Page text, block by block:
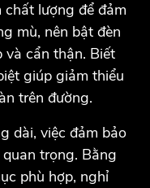
lượng để đảm
mù, nên bật đèn
và cẩn thận. Biết
giúp giảm thiểu
trên đường.
dài, việc đảm bảo
trọng. Bằng
phù hợp, nghỉ